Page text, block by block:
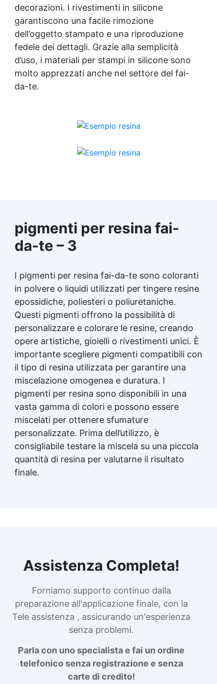
decorazioni. I rivestimenti in silicone
garantiscono una facile rimozione
dell’oggetto stampato e una riproduzione
fedele dei dettagli. Grazie alla semplicità
d’uso, i materiali per stampi in silicone sono
molto apprezzati anche nel settore del fai-
da-te.
pigmenti per resina fai-
da-te – 3
I pigmenti per resina fai-da-te sono coloranti
in polvere o liquidi utilizzati per tingere resine
epossidiche, poliesteri o poliuretaniche.
Questi pigmenti offrono la possibilità di
personalizzare e colorare le resine, creando
opere artistiche, gioielli o rivestimenti unici. È
importante scegliere pigmenti compatibili con
il tipo di resina utilizzata per garantire una
miscelazione omogenea e duratura. I
pigmenti per resina sono disponibili in una
vasta gamma di colori e possono essere
miscelati per ottenere sfumature
personalizzate. Prima dell’utilizzo, è
consigliabile testare la miscela su una piccola
quantità di resina per valutarne il risultato
finale.
Assistenza Completa!
Forniamo supporto continuo dalla
preparazione all'applicazione finale, con la
Tele assistenza , assicurando un'esperienza
senza problemi.
Parla con uno specialista e fai un ordine
telefonico senza registrazione e senza
carte di credito!